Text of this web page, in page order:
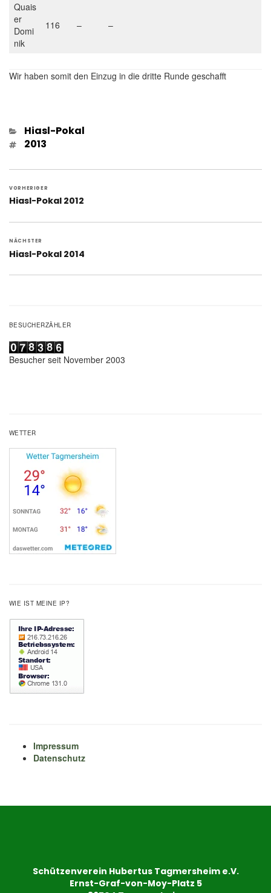
Quais
er
Domi
nik
116 – –
Wir haben somit den Einzug in die dritte Runde geschafft
Kategorien
Hiasl-Pokal
Schlagwörter
2013
Beitragsnavigation
VORHERIGER
Vorheriger
Hiasl-Pokal 2012
NÄCHSTER
Nächster
Hiasl-Pokal 2014
BESUCHERZÄHLER
Besucher seit November 2003
WETTER
WIE IST MEINE IP?
Impressum
Datenschutz
Schützenverein Hubertus Tagmersheim e.V.
Ernst-Graf-von-Moy-Platz 5